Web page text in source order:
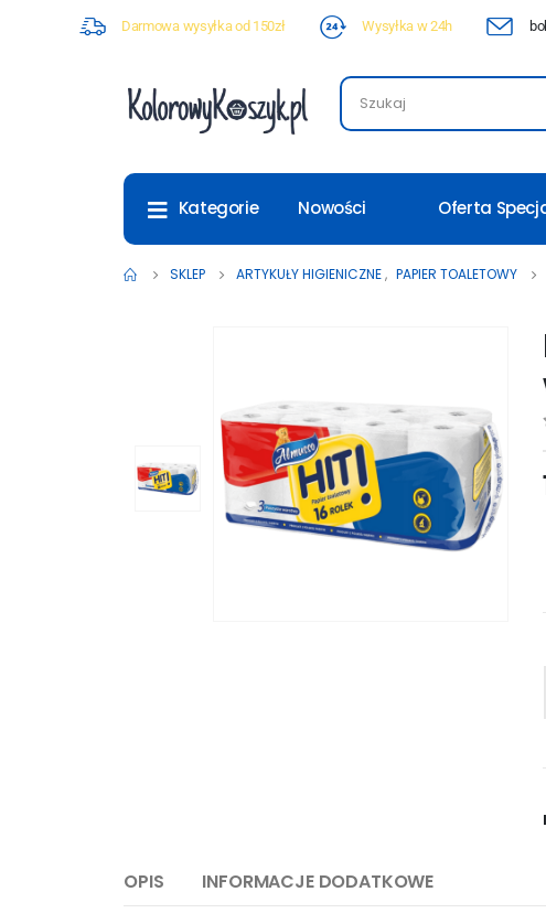
Darmowa wysyłka od 150zł Wysyłka w 24h
Kategorie Nowości Oferta
SKLEP ARTYKUŁY HIGIENICZNE, PAPIER TOALETOWY
OPIS INFORMACJE DODATKOWE